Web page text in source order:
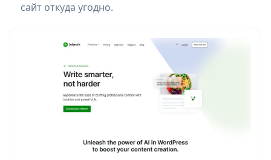
сайт откуда угодно.